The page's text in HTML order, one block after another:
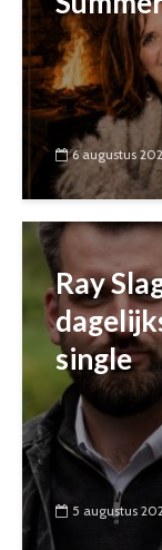
6 augustus
Ray
single
5 augustus